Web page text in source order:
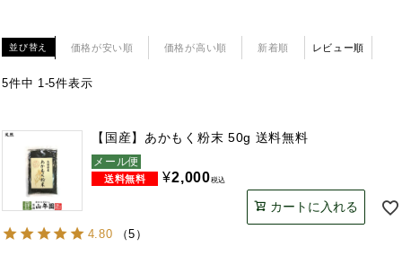
並び替え 価格が安い順 価格が高い順 新着順 レビュー順
5件中 1 -5件表示
【国産】あかもく粉末 50g 送料無料
メール便
¥2,000税込
カートに入れる
4.80 （5 ）